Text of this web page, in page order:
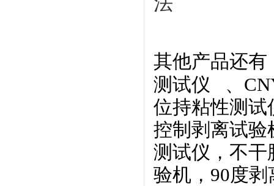
其他产品还有
测试仪
、
位持粘性测试
控制剥离试验
测试仪，不干
验机，90度